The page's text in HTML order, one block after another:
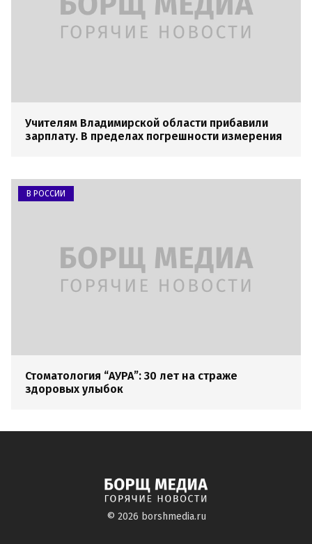
Учителям Владимирской области прибавили
зарплату. В пределах погрешности измерения
В РОССИИ
Стоматология “АУРА”: 30 лет на страже
здоровых улыбок
© 2026 borshmedia.ru